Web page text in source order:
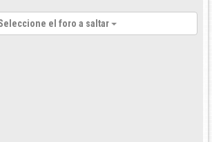
el foro a saltar